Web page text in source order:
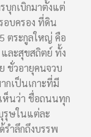
บุกเบิกมาตั้งแต่
บครอง ที่ดิน
ตระกูลใหญ่ คือ
ละสุขสถิตย์ ทั้ง
ชั่วอายุคนจวบ
กเป็นเกาะที่มี
ห็นว่า ชื่อถนนทุก
รุษในแต่ละ
ำลึกถึงบรรพ